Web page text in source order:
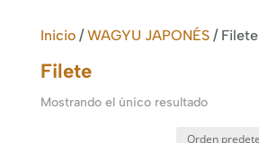
Inicio/WAGYU JAPONÉS/ Filete
Filete
Mostrando el único resultado